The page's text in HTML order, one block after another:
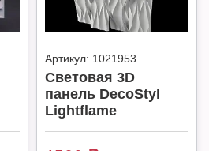
Артикул: 1021953
Световая 3D
панель DecoStyl
Lightflame